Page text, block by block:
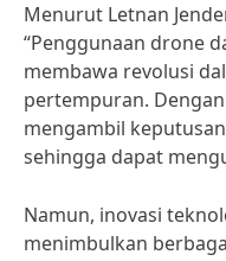
Menurut Letnan
“Penggunaan drone
membawa revolusi
pertempuran.
mengambil
sehingga dapat
Namun, inovasi
menimbulkan